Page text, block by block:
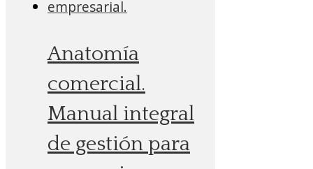
Anatomía
comercial.
Manual integral
de gestión para